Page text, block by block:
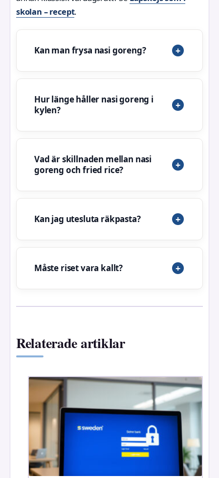
skolan – recept.
Kan man frysa nasi goreng?
Hur länge håller nasi goreng i
kylen?
Vad är skillnaden mellan nasi
goreng och fried rice?
Kan jag utesluta räkpasta?
Måste riset vara kallt?
Relaterade artiklar